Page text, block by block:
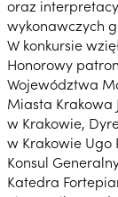
oraz
wykonawczych
W konkursie
Honorowy
Województwa
Miasta Krakowa
w Krakowie,
w Krakowie Ugo
Konsul
Katedra